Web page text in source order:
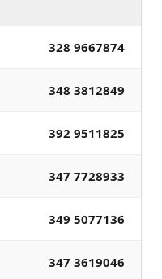
328 9667874
348 3812849
392 9511825
347 7728933
349 5077136
347 3619046